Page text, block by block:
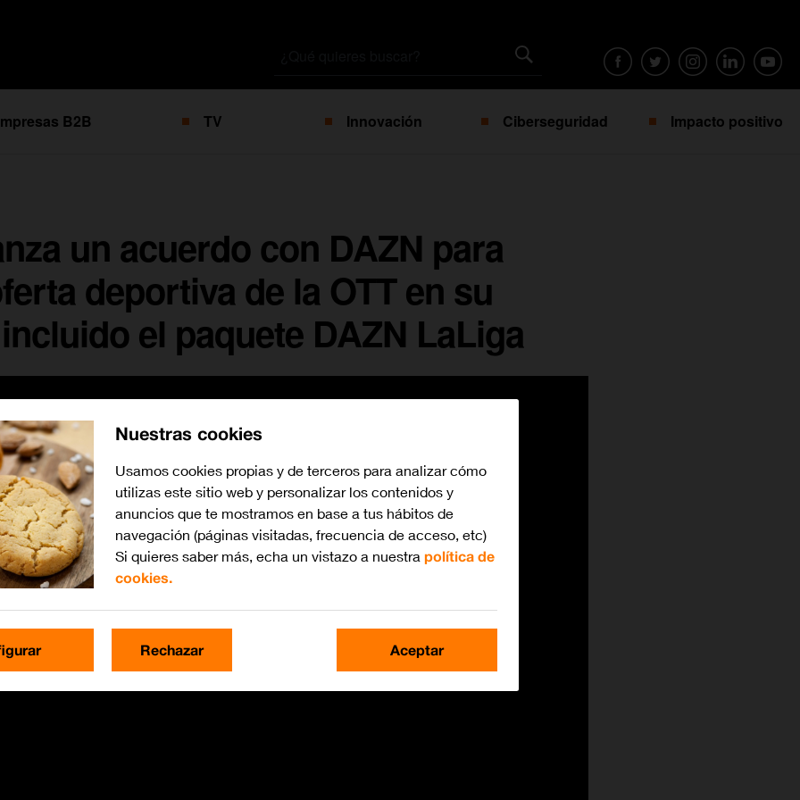
B2B TV Innovación Ciberseguridad Impacto positivo
un acuerdo con DAZN para
deportiva de la OTT en su
el paquete DAZN LaLiga
Nuestras cookies
Usamos cookies propias y de terceros para analizar cómo
utilizas este sitio web y personalizar los contenidos y
anuncios que te mostramos en base a tus hábitos de
navegación (páginas visitadas, frecuencia de acceso, etc)
Si quieres saber más, echa un vistazo a nuestra política de
cookies.
Rechazar Aceptar